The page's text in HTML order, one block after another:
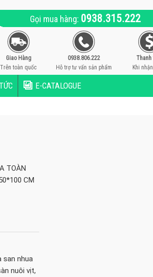
Gọi mua hàng: 0938.315.222
Giao Hàng
Trên toàn quốc
0938.806.222
Hỗ trợ tư vấn sản phẩm
Thanh
Khi
E-CATALOGUE
TOÀN
CM
san nhua
nuôi vịt,